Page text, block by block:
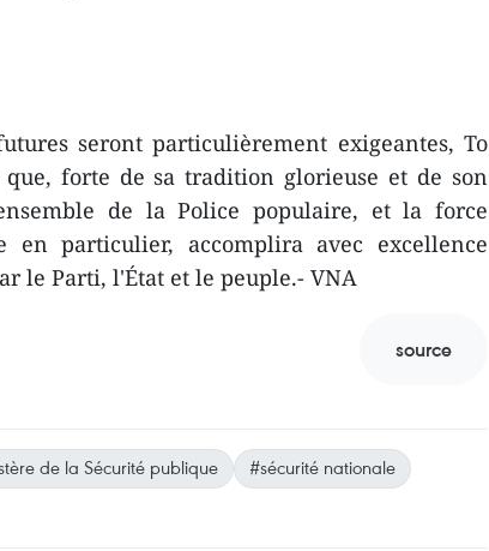
seront particulièrement exigeantes, To
forte de sa tradition glorieuse et de son
de la Police populaire, et la force
en particulier, accomplira avec excellence
le Parti, l'État et le peuple.- VNA
source
de la Sécurité publique
#sécurité nationale